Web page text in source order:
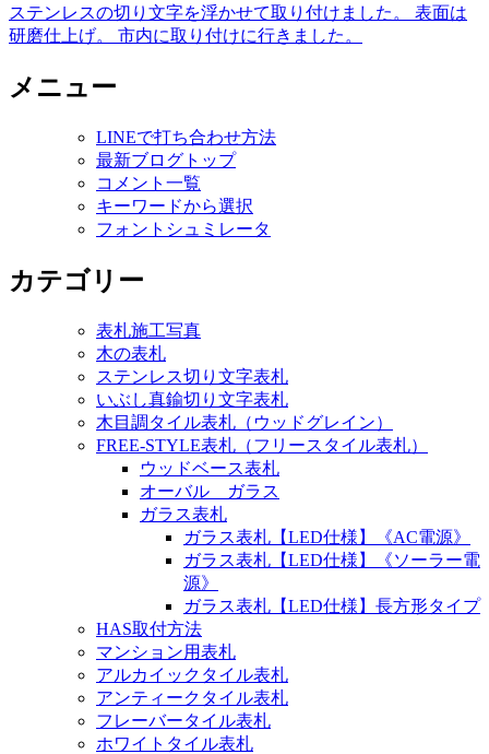
ステンレスの切り文字を浮かせて取り付けました。 表面は
研磨仕上げ。 市内に取り付けに行きました。
メニュー
LINEで打ち合わせ方法
最新ブログトップ
コメント一覧
キーワードから選択
フォントシュミレータ
カテゴリー
表札施工写真
木の表札
ステンレス切り文字表札
いぶし真鍮切り文字表札
木目調タイル表札（ウッドグレイン）
FREE-STYLE表札（フリースタイル表札）
ウッドベース表札
オーバル ガラス
ガラス表札
ガラス表札【LED仕様】《AC電源》
ガラス表札【LED仕様】《ソーラー電
源》
ガラス表札【LED仕様】長方形タイプ
HAS取付方法
マンション用表札
アルカイックタイル表札
アンティークタイル表札
フレーバータイル表札
ホワイトタイル表札